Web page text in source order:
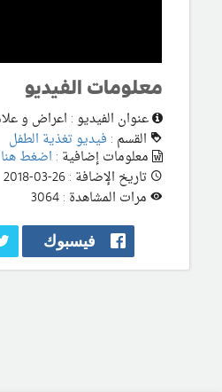
معلومات الفيديو
عنوان الفيديو : اعراض و
القسم : فيديو تغذية الطفل
معلومات إضافية : اضغط هنا
تاريخ الإضافة : 26-03-2018
مرات المشاهدة : 3064
فيسبوك